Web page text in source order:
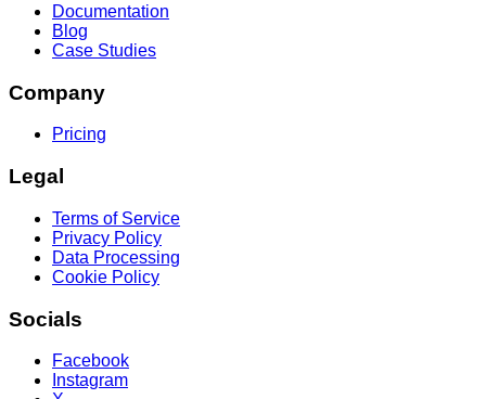
Documentation
Blog
Case Studies
Company
Pricing
Legal
Terms of Service
Privacy Policy
Data Processing
Cookie Policy
Socials
Facebook
Instagram